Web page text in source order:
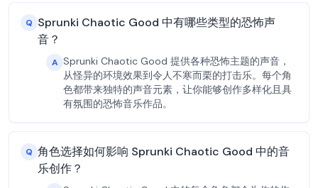
Q Sprunki Chaotic Good 中有哪些类型的恐怖声
音？
A Sprunki Chaotic Good 提供各种恐怖主题的声音，
从怪异的环境效果到令人不寒而栗的打击乐。每个角
色都带来独特的声音元素，让你能够创作多样化且具
有氛围的恐怖音乐作品。
Q 角色选择如何影响 Sprunki Chaotic Good 中的音
乐创作？